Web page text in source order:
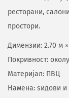
ресторани,
простори.
Димензии: 2.70 м
Покривност:
Материјал: ПВЦ
Намена: ѕидови и